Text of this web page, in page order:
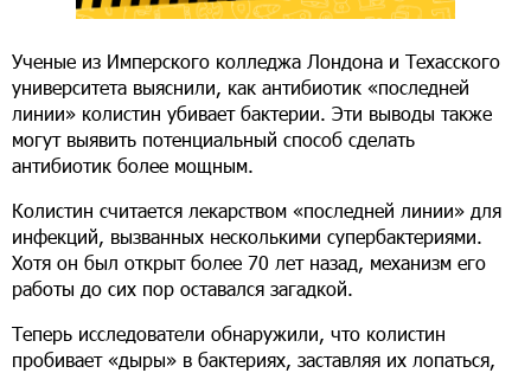
Ученые из Имперского колледжа Лондона и Техасского
университета выяснили, как антибиотик «последней
линии» колистин убивает бактерии. Эти выводы также
могут выявить потенциальный способ сделать
антибиотик более мощным.
Колистин считается лекарством «последней линии» для
инфекций, вызванных несколькими супербактериями.
Хотя он был открыт более 70 лет назад, механизм его
работы до сих пор оставался загадкой.
Теперь исследователи обнаружили, что колистин
пробивает «дыры» в бактериях, заставляя их лопаться,